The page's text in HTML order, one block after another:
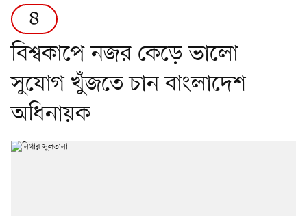
৪
বিশ্বকাপে নজর কেড়ে ভালো
সুযোগ খুঁজতে চান বাংলাদেশ
অধিনায়ক